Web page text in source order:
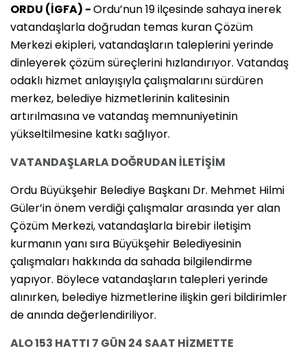
ORDU (İGFA) -Ordu’nun 19 ilçesinde sahaya inerek
vatandaşlarla doğrudan temas kuran Çözüm
Merkezi ekipleri, vatandaşların taleplerini yerinde
dinleyerek çözüm süreçlerini hızlandırıyor. Vatandaş
odaklı hizmet anlayışıyla çalışmalarını sürdüren
merkez, belediye hizmetlerinin kalitesinin
artırılmasına ve vatandaş memnuniyetinin
yükseltilmesine katkı sağlıyor.
VATANDAŞLARLA DOĞRUDAN İLETİŞİM
Ordu Büyükşehir Belediye Başkanı Dr. Mehmet Hilmi
Güler’in önem verdiği çalışmalar arasında yer alan
Çözüm Merkezi, vatandaşlarla birebir iletişim
kurmanın yanı sıra Büyükşehir Belediyesinin
çalışmaları hakkında da sahada bilgilendirme
yapıyor. Böylece vatandaşların talepleri yerinde
alınırken, belediye hizmetlerine ilişkin geri bildirimler
de anında değerlendiriliyor.
ALO 153 HATTI 7 GÜN 24 SAAT HİZMETTE